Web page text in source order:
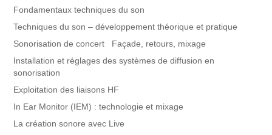
Fondamentaux techniques du son
Techniques du son – développement théorique et pratique
Sonorisation de concert Façade, retours, mixage
Installation et réglages des systèmes de diffusion en
sonorisation
Exploitation des liaisons HF
In Ear Monitor (IEM) : technologie et mixage
La création sonore avec Live